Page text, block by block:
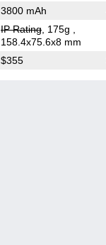
3800 mAh
IP Rating, 175g
158.4x75.6x8 mm
$355